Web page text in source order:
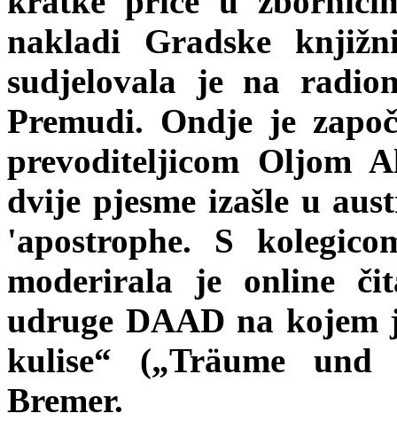
nakladi Gradske
sudjelovala je na
Premudi. Ondje je
prevoditeljicom Oljom
dvije pjesme izašle u
'apostrophe. S
moderirala je online
udruge DAAD na kojem
kulise“ („Träume und
Bremer.